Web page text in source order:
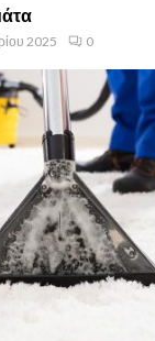
2025 0